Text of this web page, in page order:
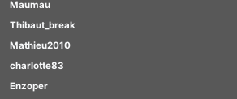
Maumau
Thibaut_break
Mathieu2010
charlotte83
Enzoper